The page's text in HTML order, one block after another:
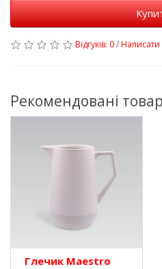
Відгуків: 0/Написати
Рекомендовані
Глечик Maestro